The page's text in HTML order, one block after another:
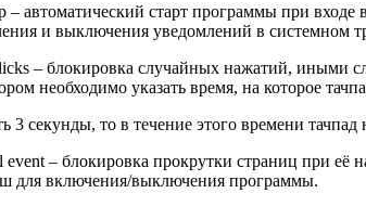
автоматический старт программы при входе
и выключения уведомлений в системном
– блокировка случайных нажатий, иными
необходимо указать время, на которое
3 секунды, то в течение этого времени тачпад
– блокировка прокрутки страниц при её
для включения/выключения программы.